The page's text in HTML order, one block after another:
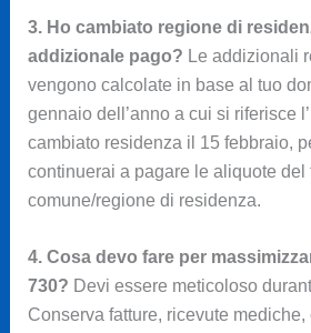
3. Ho cambiato regione di
addizionale pago? Le addizionali
vengono calcolate in base al tuo
gennaio dell’anno a cui si riferisce
cambiato residenza il 15 febbraio,
continuerai a pagare le aliquote del
comune/regione di residenza.
4. Cosa devo fare per
730? Devi essere meticoloso
Conserva fatture, ricevute mediche,